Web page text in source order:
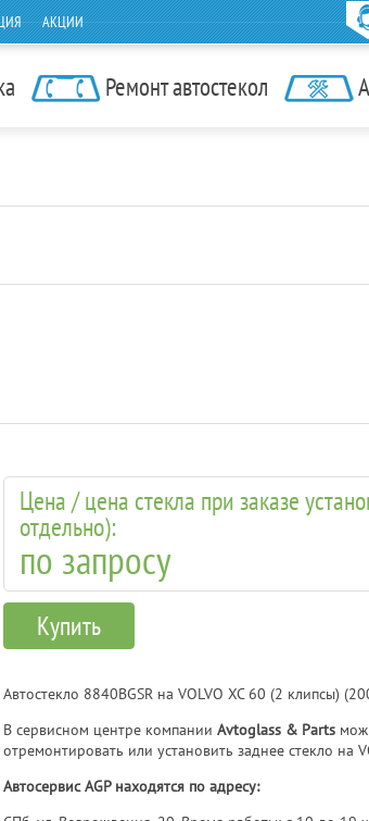
АКЦИИ
Ремонт автостекол
Цена / цена стекла при заказе
отдельно):
по запросу
Купить
Автостекло 8840BGSR на VOLVO XC 60 (2 клипсы)
В сервисном центре компанииAvtoglass & Parts
отремонтировать или установить заднее стекло на
Автосервис AGP находятся по адресу: